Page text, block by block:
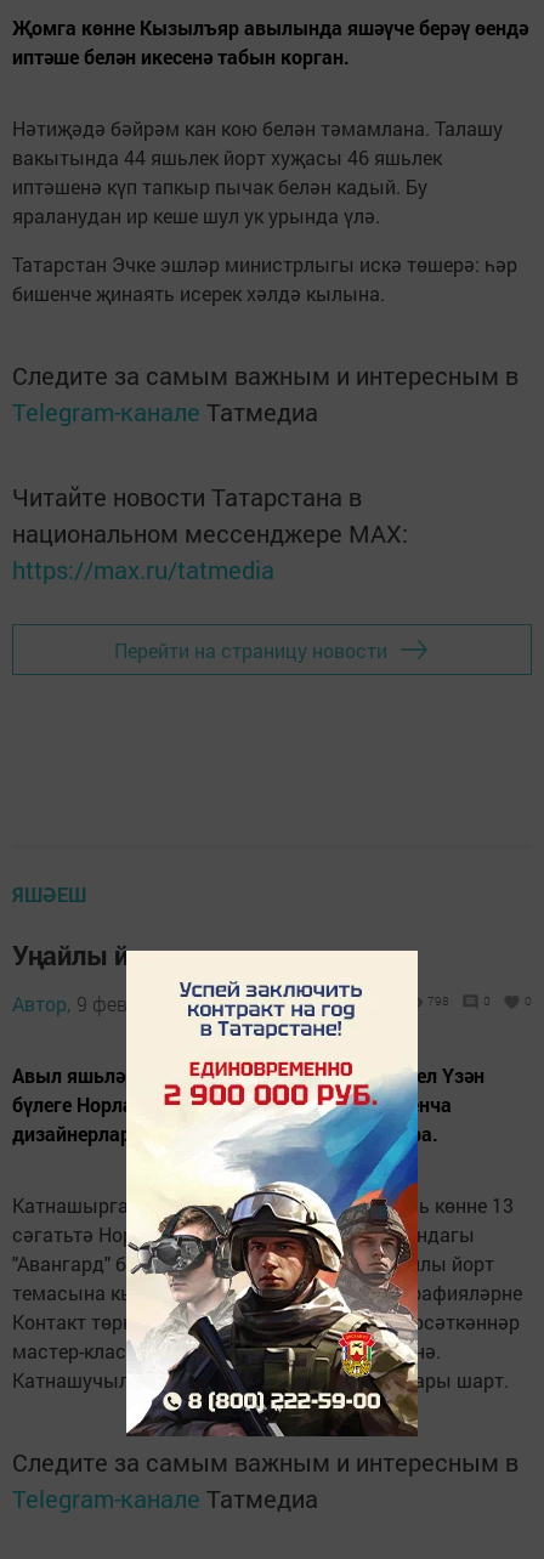
Җомга көнне Кызылъяр авылында яшәүче берәү өендә
иптәше белән икесенә табын корган.
Нәтиҗәдә бәйрәм кан кою белән тәмамлана. Талашу
вакытында 44 яшьлек йорт хуҗасы 46 яшьлек
иптәшенә күп тапкыр пычак белән кадый. Бу
яраланудан ир кеше шул ук урында үлә.
Татарстан Эчке эшләр министрлыгы искә төшерә: һәр
бишенче җинаять исерек хәлдә кылына.
Следите за самым важным и интересным в
Telegram-канале Татмедиа
Читайте новости Татарстана в
национальном мессенджере MАХ:
https://max.ru/tatmedia
Перейти на страницу новости
ЯШӘЕШ
Уңайлы йорт
Автор, 9 февраль 2015 - 12:45 798 0 0
Авыл яшьләре берләшмәсенең (АМО РТ) Яшел Үзән
бүлеге Норлатта "Уңайлы йорт" проекты буенча
дизайнерлар арасында мастер-класс уздыра.
Катнашырга теләгән кешеләрнең 15 февраль көнне 13
сәгатьтә Норлат авылының Гагарин урамындагы
"Авангард" бинасына килүләре сорала. Уңайлы йорт
темасына кызыклы хәбәрләрне һәм фотографияләрне
Контакт төркеменә иң күп куеп активлык күрсәткәннәр
мастер-класста махсус приз белән бүләкләнә.
Катнашучыларның 35 яшьтән олы булмаулары шарт.
Следите за самым важным и интересным в
Telegram-канале Татмедиа